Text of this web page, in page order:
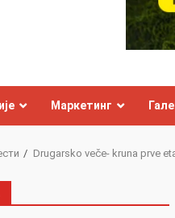
Маркетинг
Drugarsko veče- kruna prve